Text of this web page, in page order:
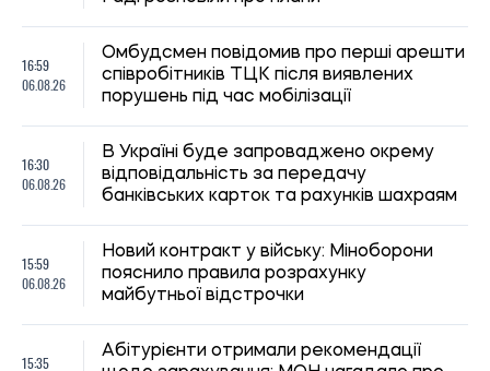
06.08.26
Вихідна допомога при звільненні: які
правила діють під час воєнного стану
14:35
щодо післяплати: коли знадобиться
податковий номер
13:59
будівництва соціального житла: хто
зможе його отримати
13:31
соціальних виплат в Україні мають
змінити банк до 15 вересня